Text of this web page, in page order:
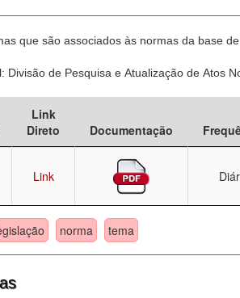
que são associados às normas da base
Divisão de Pesquisa e Atualização de Atos
Link
Direto
Documentação
Link
norma tema